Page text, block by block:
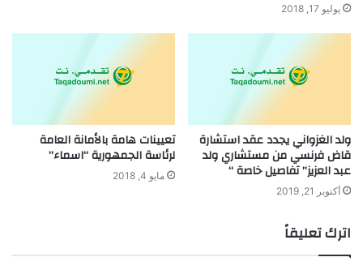
يوليو 17, 2018
ولد الغزواني يجدد عقد استشارة
قاض فرنسي من مستشاري ولد
عبد العزيز” تفاصيل خاصة “
أكتوبر 21, 2019
تعيينات هامة بالأمانة العامة
لرئاسة الجمهورية “اسماء”
مايو 4, 2018
اترك تعليقاً